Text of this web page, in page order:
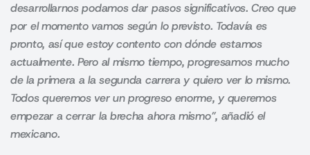
desarrollarnos podamos dar pasos significativos. Creo que
por el momento vamos según lo previsto. Todavía es
pronto, así que estoy contento con dónde estamos
actualmente. Pero al mismo tiempo, progresamos mucho
de la primera a la segunda carrera y quiero ver lo mismo.
Todos queremos ver un progreso enorme, y queremos
empezar a cerrar la brecha ahora mismo”, añadió el
mexicano.